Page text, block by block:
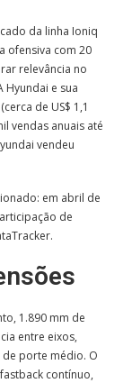
da linha Ioniq
ofensiva com 20
relevância no
e sua
de US$ 1,1
vendas anuais até
vendeu
em abril de
de
1.890 mm de
entre eixos,
de porte médio. O
contínuo,